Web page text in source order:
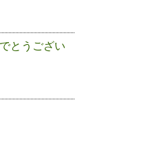
とうござい